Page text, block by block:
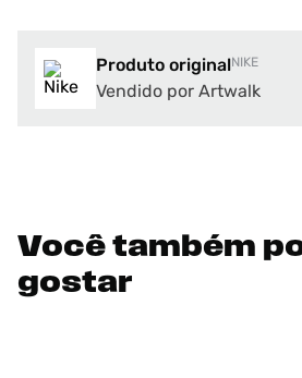
Produto originalNIKE
Vendido por Artwalk
Você também
gostar